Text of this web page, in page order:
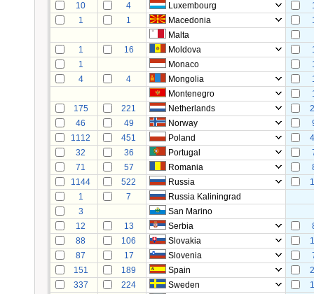
10
4 Luxembourg
1
1 Macedonia
Malta
1
16 Moldova
1
Monaco
4
4 Mongolia
Montenegro
175
221 Netherlands
46
49 Norway
1112
451 Poland
32
36 Portugal
71
57 Romania
1144
522 Russia
1
7
Russia Kaliningrad
3
San Marino
12
13 Serbia
88
106 Slovakia
87
17 Slovenia
151
189 Spain
337
224 Sweden